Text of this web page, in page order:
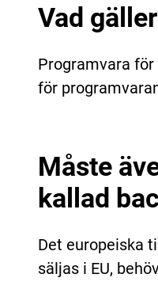
Vad
Programvara
för
Måste
kallad
Det europeiska
säljas i EU,